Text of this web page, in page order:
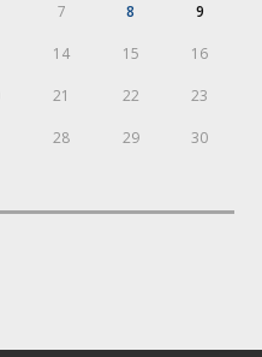
7 8 9
14 15 16
21 22 23
28 29 30